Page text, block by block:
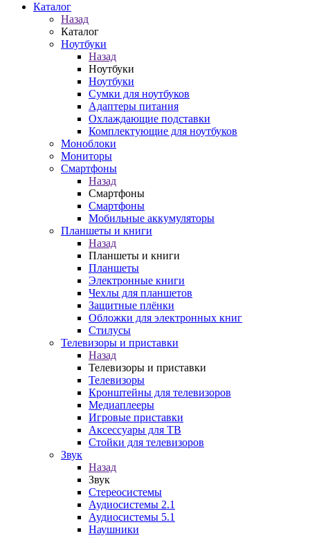
Каталог
Назад
Каталог
Ноутбуки
Назад
Ноутбуки
Ноутбуки
Сумки для ноутбуков
Адаптеры питания
Охлаждающие подставки
Комплектующие для ноутбуков
Моноблоки
Мониторы
Смартфоны
Назад
Смартфоны
Смартфоны
Мобильные аккумуляторы
Планшеты и книги
Назад
Планшеты и книги
Планшеты
Электронные книги
Чехлы для планшетов
Защитные плёнки
Обложки для электронных книг
Стилусы
Телевизоры и приставки
Назад
Телевизоры и приставки
Телевизоры
Кронштейны для телевизоров
Медиаплееры
Игровые приставки
Аксессуары для ТВ
Стойки для телевизоров
Звук
Назад
Звук
Стереосистемы
Аудиосистемы 2.1
Аудиосистемы 5.1
Наушники